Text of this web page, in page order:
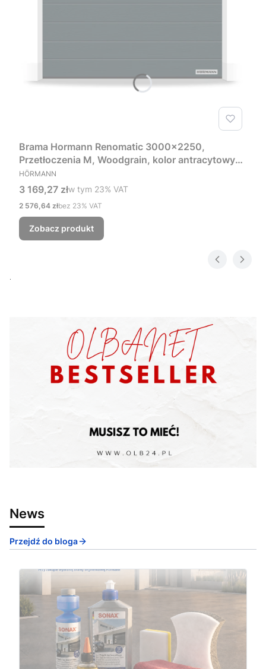
Brama Hormann Renomatic 3000x2250,
Przetłoczenia M, Woodgrain, kolor antracytowy
RAL 7016 + Prowadzenie Z
PRODUCENT
HÖRMANN
Cena brutto
3 169,27 złw tym %s VAT
w tym 23% VAT
Cena netto
2 576,64 złbez 23% VAT
Zobacz produkt
News
Przejdź do bloga